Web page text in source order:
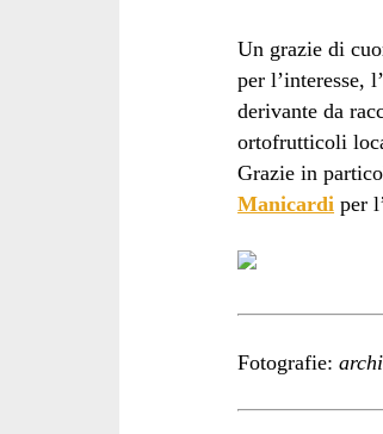
Un grazie di
per l’interesse,
derivante da
ortofrutticoli
Grazie in
Manicardi per
Fotografie: